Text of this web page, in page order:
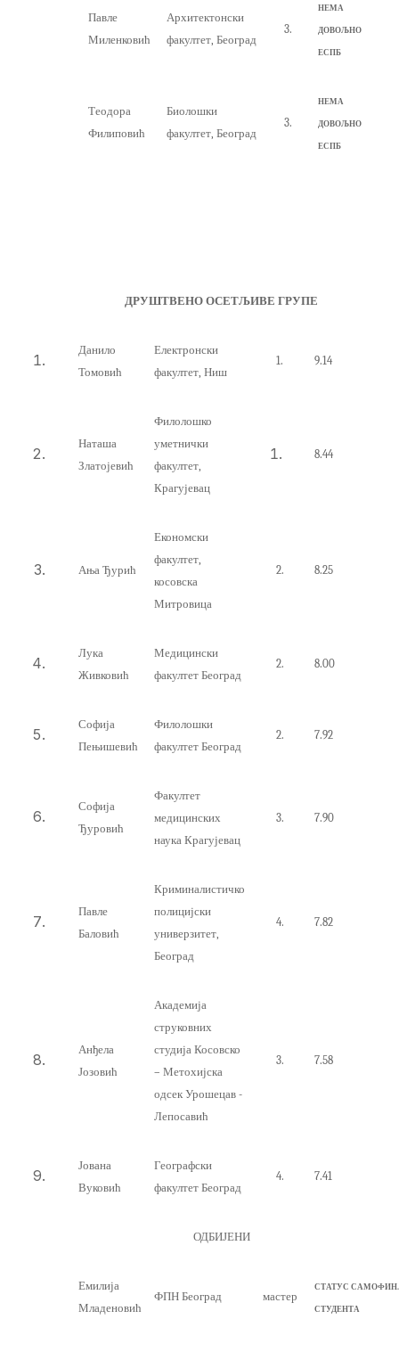
Павле
Миленковић
Архитектонски
факултет Београд
3.
НЕМА
ДОВОЉНО
ЕСПБ
Теодора
Филиповић
Биолошки
факултет, Београд
3.
НЕМА
ДОВОЉНО
ЕСПБ
ДРУШТВЕНО ОСЕТЉИВЕ ГРУПЕ
Данило
Томовић
Електронски
факултет, Ниш
1. 9.14
Наташа
Златојевић
Филолошко
уметнички
факултет,
Крагујевац
8.44
Ања Ђурић
Економски
факултет,
косовска
Митровица
2. 8.25
Лука
Живковић
Медицински
факултет Београд
2. 8.00
Софија
Пењишевић
Филолошки
факултет Београд
2. 7.92
Софија
Ђуровић
Факултет
медицинских
наука Крагујевац
3. 7.90
Павле
Баловић
Криминалистичко
полицијски
универзитет,
Београд
4. 7.82
Анђела
Јозовић
Академија
струковних
студија Косовско
– Метохијска
одсек Урошецав -
Лепосавић
3. 7.58
Јована
Вуковић
Географски
факултет Београд
4. 7.41
ОДБИЈЕНИ
Емилија
Младеновић
ФПН Београд мастер
СТАТУС САМОФИН.
СТУДЕНТА